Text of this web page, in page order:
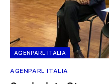
AGENPARL ITALIA
AGENPARL ITALIA